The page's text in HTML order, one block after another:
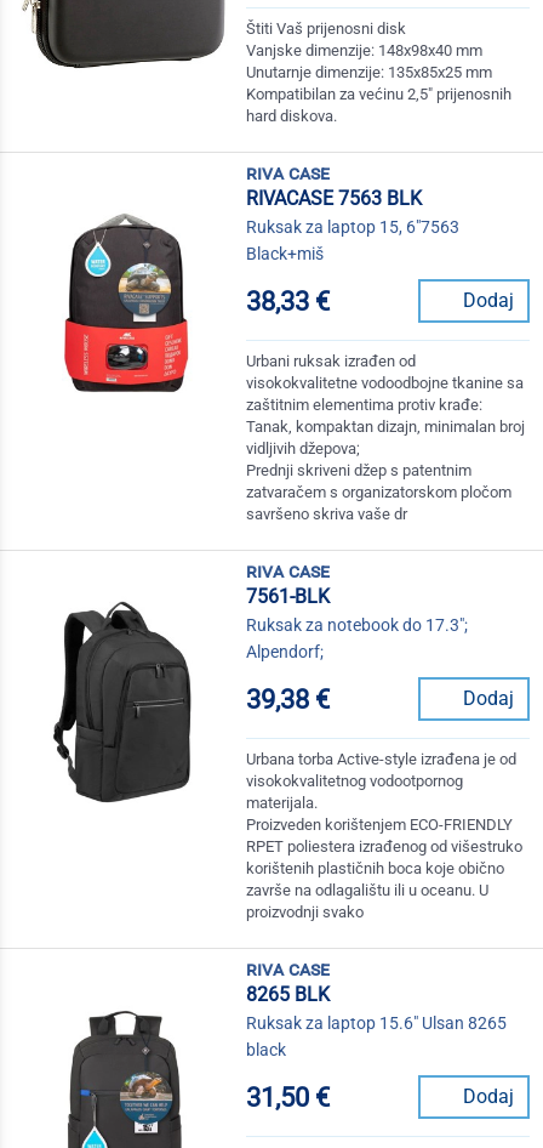
Štiti Vaš prijenosni disk
Vanjske dimenzije: 148x98x40 mm
Unutarnje dimenzije: 135x85x25 mm
Kompatibilan za većinu 2,5" prijenosnih
hard diskova.
riva case
RIVACASE 7563 BLK
Ruksak za laptop 15, 6"7563
Black+miš
38,33 € Dodaj
Urbani ruksak izrađen od
visokokvalitetne vodoodbojne tkanine sa
zaštitnim elementima protiv krađe:
Tanak, kompaktan dizajn, minimalan broj
vidljivih džepova;
Prednji skriveni džep s patentnim
zatvaračem s organizatorskom pločom
savršeno skriva vaše dr
riva case
7561-BLK
Ruksak za notebook do 17.3";
Alpendorf;
39,38 € Dodaj
Urbana torba Active-style izrađena je od
visokokvalitetnog vodootpornog
materijala.
Proizveden korištenjem ECO-FRIENDLY
RPET poliestera izrađenog od višestruko
korištenih plastičnih boca koje obično
završe na odlagalištu ili u oceanu. U
proizvodnji svako
riva case
8265 BLK
Ruksak za laptop 15.6" Ulsan 8265
black
31,50 € Dodaj